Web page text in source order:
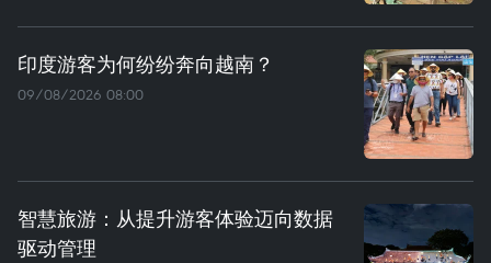
印度游客为何纷纷奔向越南？
09/08/2026 08:00
智慧旅游：从提升游客体验迈向数据
驱动管理